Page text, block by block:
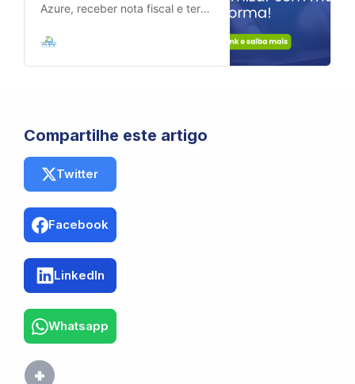
Azure, receber nota fiscal e ter
sem mudar de plataforma.
Compartilhe este artigo
Twitter
Facebook
LinkedIn
Whatsapp